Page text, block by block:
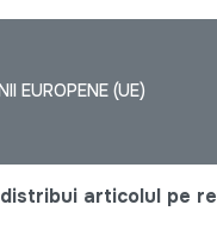
EUROPENE (UE)
articolul pe